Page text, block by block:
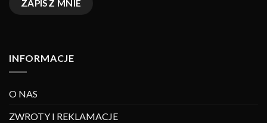
INFORMACJE
O NAS
ZWROTY I REKLAMACJE